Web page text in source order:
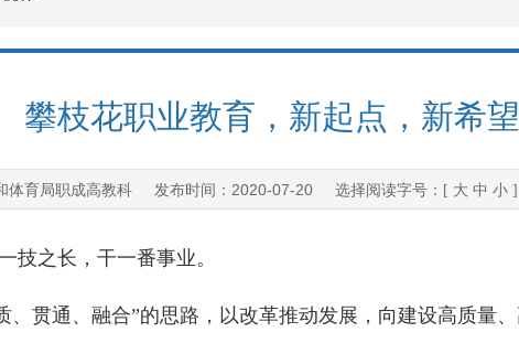
攀枝花职业教育，新起点，新希望
体育局职成高教科发布时间： 2020-07-20选择阅读字号：[ 大 中 小]
之长，干一番事业。
贯通、融合”的思路，以改革推动发展，向建设高质量